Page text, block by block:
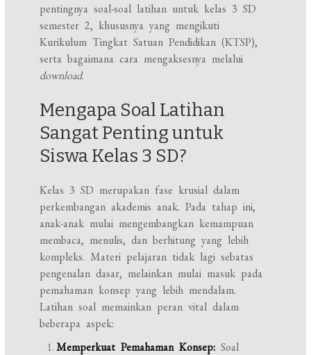
pentingnya soal-soal latihan untuk kelas 3 SD
semester 2, khususnya yang mengikuti
Kurikulum Tingkat Satuan Pendidikan (KTSP),
serta bagaimana cara mengaksesnya melalui
download.
Mengapa Soal Latihan
Sangat Penting untuk
Siswa Kelas 3 SD?
Kelas 3 SD merupakan fase krusial dalam
perkembangan akademis anak. Pada tahap ini,
anak-anak mulai mengembangkan kemampuan
membaca, menulis, dan berhitung yang lebih
kompleks. Materi pelajaran tidak lagi sebatas
pengenalan dasar, melainkan mulai masuk pada
pemahaman konsep yang lebih mendalam.
Latihan soal memainkan peran vital dalam
beberapa aspek:
Memperkuat Pemahaman Konsep: Soal